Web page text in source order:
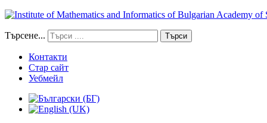
Търсене... Търси
Контакти
Стар сайт
Уебмейл